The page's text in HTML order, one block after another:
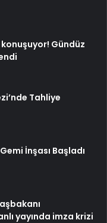
Gündüz
Tahliye
İnşası Başladı
yayında imza krizi